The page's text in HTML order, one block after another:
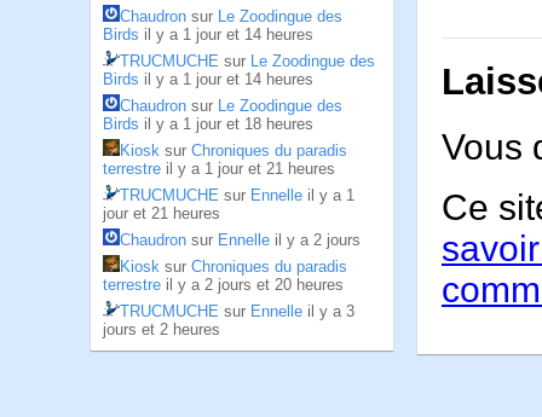
Chaudron sur Le Zoodingue des
Birds il y a 1 jour et 14 heures
TRUCMUCHE sur Le Zoodingue des
Birds il y a 1 jour et 14 heures
Chaudron sur Le Zoodingue des
Birds il y a 1 jour et 18 heures
Kiosk sur Chroniques du paradis
terrestre il y a 1 jour et 21 heures
TRUCMUCHE sur Ennelle il y a 1
jour et 21 heures
Chaudron sur Ennelle il y a 2 jours
Kiosk sur Chroniques du paradis
terrestre il y a 2 jours et 20 heures
TRUCMUCHE sur Ennelle il y a 3
jours et 2 heures
Vous
Ce